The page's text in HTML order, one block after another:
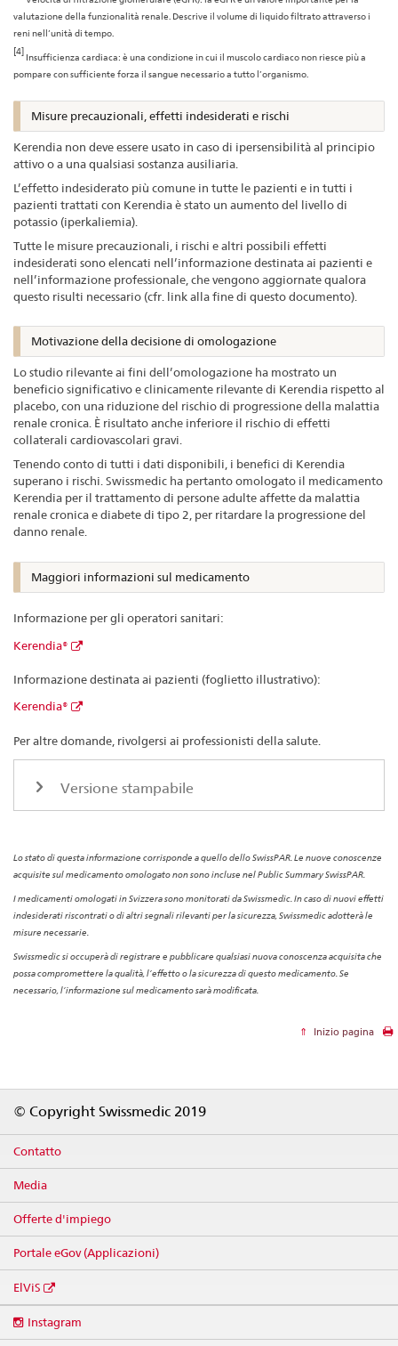
valutazione della funzionalità renale. Descrive il volume di liquido filtrato attraverso i
reni nell’unità di tempo.
[4]
Insufficienza cardiaca: è una condizione in cui il muscolo cardiaco non riesce più a
pompare con sufficiente forza il sangue necessario a tutto l’organismo.
Misure precauzionali, effetti indesiderati e rischi
Kerendia non deve essere usato in caso di ipersensibilità al principio
attivo o a una qualsiasi sostanza ausiliaria.
L’effetto indesiderato più comune in tutte le pazienti e in tutti i
pazienti trattati con Kerendia è stato un aumento del livello di
potassio (iperkaliemia).
Tutte le misure precauzionali, i rischi e altri possibili effetti
indesiderati sono elencati nell’informazione destinata ai pazienti e
nell’informazione professionale, che vengono aggiornate qualora
questo risulti necessario (cfr. link alla fine di questo documento).
Motivazione della decisione di omologazione
Lo studio rilevante ai fini dell’omologazione ha mostrato un
beneficio significativo e clinicamente rilevante di Kerendia rispetto al
placebo, con una riduzione del rischio di progressione della malattia
renale cronica. È risultato anche inferiore il rischio di effetti
collaterali cardiovascolari gravi.
Tenendo conto di tutti i dati disponibili, i benefici di Kerendia
superano i rischi. Swissmedic ha pertanto omologato il medicamento
Kerendia per il trattamento di persone adulte affette da malattia
renale cronica e diabete di tipo 2, per ritardare la progressione del
danno renale.
Maggiori informazioni sul medicamento
Informazione per gli operatori sanitari:
Kerendia®
Informazione destinata ai pazienti (foglietto illustrativo):
Kerendia®
Per altre domande, rivolgersi ai professionisti della salute.
Versione stampabile
Lo stato di questa informazione corrisponde a quello dello SwissPAR. Le nuove conoscenze
acquisite sul medicamento omologato non sono incluse nel Public Summary SwissPAR.
I medicamenti omologati in Svizzera sono monitorati da Swissmedic. In caso di nuovi effetti
indesiderati riscontrati o di altri segnali rilevanti per la sicurezza, Swissmedic adotterà le
misure necessarie.
Swissmedic si occuperà di registrare e pubblicare qualsiasi nuova conoscenza acquisita che
possa compromettere la qualità, l’effetto o la sicurezza di questo medicamento. Se
necessario, l’informazione sul medicamento sarà modificata.
Inizio pagina
© Copyright Swissmedic 2019
Contatto
Media
Offerte d'impiego
Portale eGov (Applicazioni)
ElViS
media
Instagram